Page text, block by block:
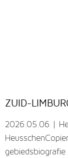
ZUID-
2026.05.06 |